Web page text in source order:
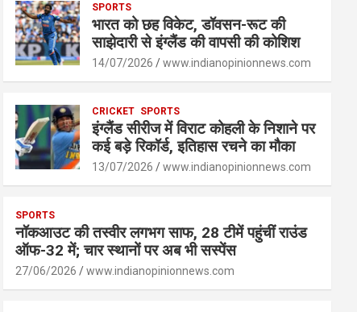
s
A
p
b
o
o
n
g
er
Li
n
k
e
SPORTS
भारत को छह विकेट, डॉवसन-रूट की
साझेदारी से इंग्लैंड की वापसी की कोशिश
14/07/2026 www.indianopinionnews.com
CRICKET SPORTS
इंग्लैंड सीरीज में विराट कोहली के निशाने पर
कई बड़े रिकॉर्ड, इतिहास रचने का मौका
13/07/2026 www.indianopinionnews.com
SPORTS
नॉकआउट की तस्वीर लगभग साफ, 28 टीमें पहुंचीं राउंड
ऑफ-32 में; चार स्थानों पर अब भी सस्पेंस
27/06/2026 www.indianopinionnews.com